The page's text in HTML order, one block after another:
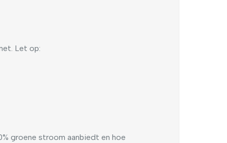
Let op:
groene stroom aanbiedt en hoe